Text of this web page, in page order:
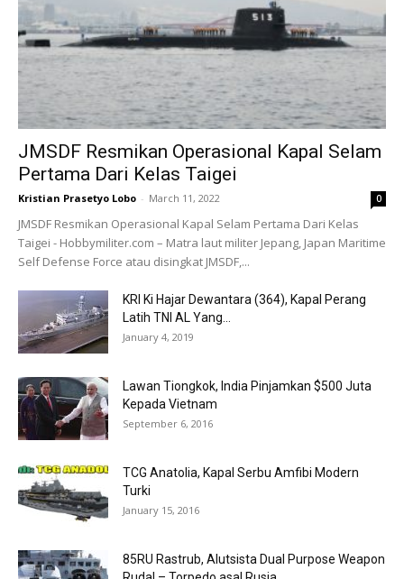
JMSDF Resmikan Operasional Kapal Selam
Pertama Dari Kelas Taigei
Kristian Prasetyo Lobo - March 11, 2022 0
JMSDF Resmikan Operasional Kapal Selam Pertama Dari Kelas
Taigei - Hobbymiliter.com – Matra laut militer Jepang, Japan Maritime
Self Defense Force atau disingkat JMSDF,...
KRI Ki Hajar Dewantara (364), Kapal Perang
Latih TNI AL Yang...
January 4, 2019
Lawan Tiongkok, India Pinjamkan $500 Juta
Kepada Vietnam
September 6, 2016
TCG Anatolia, Kapal Serbu Amfibi Modern
Turki
January 15, 2016
85RU Rastrub, Alutsista Dual Purpose Weapon